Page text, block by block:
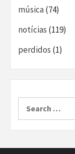
música(74)
notícias (119)
perdidos (1)
for: